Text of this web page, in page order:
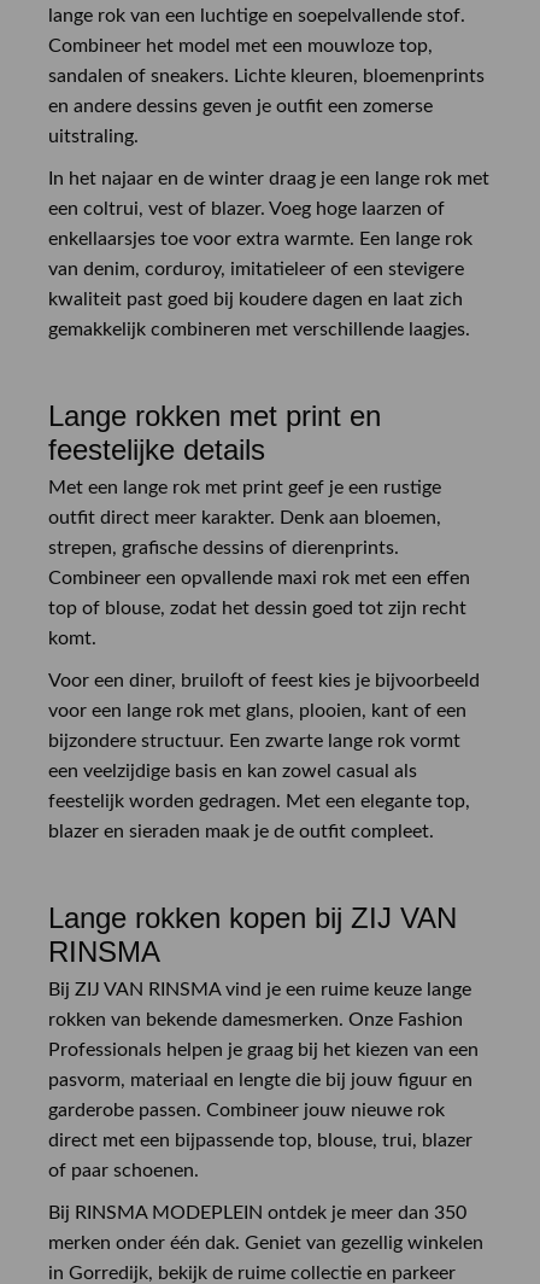
lange rok van een luchtige en soepelvallende stof.
Combineer het model met een mouwloze top,
sandalen of sneakers. Lichte kleuren, bloemenprints
en andere dessins geven je outfit een zomerse
uitstraling.
In het najaar en de winter draag je een lange rok met
een coltrui, vest of blazer. Voeg hoge laarzen of
enkellaarsjes toe voor extra warmte. Een lange rok
van denim, corduroy, imitatieleer of een stevigere
kwaliteit past goed bij koudere dagen en laat zich
gemakkelijk combineren met verschillende laagjes.
Lange rokken met print en
feestelijke details
Met een lange rok met print geef je een rustige
outfit direct meer karakter. Denk aan bloemen,
strepen, grafische dessins of dierenprints.
Combineer een opvallende maxi rok met een effen
top of blouse, zodat het dessin goed tot zijn recht
komt.
Voor een diner, bruiloft of feest kies je bijvoorbeeld
voor een lange rok met glans, plooien, kant of een
bijzondere structuur. Een zwarte lange rok vormt
een veelzijdige basis en kan zowel casual als
feestelijk worden gedragen. Met een elegante top,
blazer en sieraden maak je de outfit compleet.
Lange rokken kopen bij ZIJ VAN
RINSMA
Bij ZIJ VAN RINSMA vind je een ruime keuze lange
rokken van bekende damesmerken. Onze Fashion
Professionals helpen je graag bij het kiezen van een
pasvorm, materiaal en lengte die bij jouw figuur en
garderobe passen. Combineer jouw nieuwe rok
direct met een bijpassende top, blouse, trui, blazer
of paar schoenen.
Bij RINSMA MODEPLEIN ontdek je meer dan 350
merken onder één dak. Geniet van gezellig winkelen
in Gorredijk, bekijk de ruime collectie en parkeer